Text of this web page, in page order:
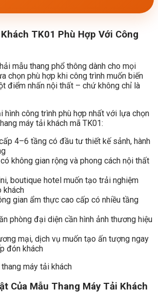
TK01 Phù Hợp Với Công
mẫu thang phổ thông dành cho mọi
chọn phù hợp khi công trình muốn biến
điểm nhấn nội thất – chứ không chỉ là
hình công trình phù hợp nhất với lựa chọn
máy tải khách mã TK01:
4–6 tầng có đầu tư thiết kế sảnh, hành
không gian rộng và phong cách nội thất
boutique hotel muốn tạo trải nghiệm
khách
gian ẩm thực cao cấp có nhiều tầng
phòng đại diện cần hình ảnh thương hiệu
mại, dịch vụ muốn tạo ấn tượng ngay
đón khách
Của Mẫu Thang Máy Tải Khách